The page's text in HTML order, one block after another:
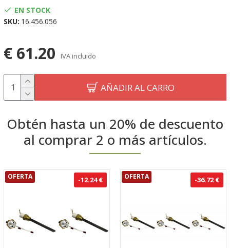
EN STOCK
SKU: 16.456.056
€ 61.20 IVA incluido
AÑADIR AL CARRO
Obtén hasta un 20% de descuento
al comprar 2 o más artículos.
OFERTA -12.24 € OFERTA -36.72 €